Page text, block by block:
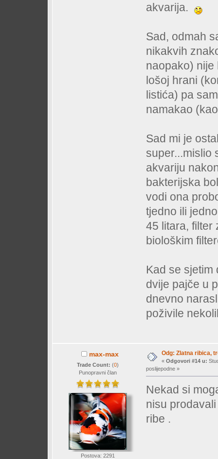
akvarija.
Sad, odmah
nikakvih
naopako) nije
lošoj hrani
listića) pa
namakao
Sad mi je
super...mislio
akvariju
bakterijska
vodi ona
tjedno ili
45 litara, filter
biološkim
Kad se sjetim
dvije pajče u
dnevno
poživile
max-max
Trade Count: (0)
Punopravni član
Postova: 2291
Odg: Zlatna ribica,
« Odgovori #14 u:
poslijepodne »
Nekad si
nisu
ribe .